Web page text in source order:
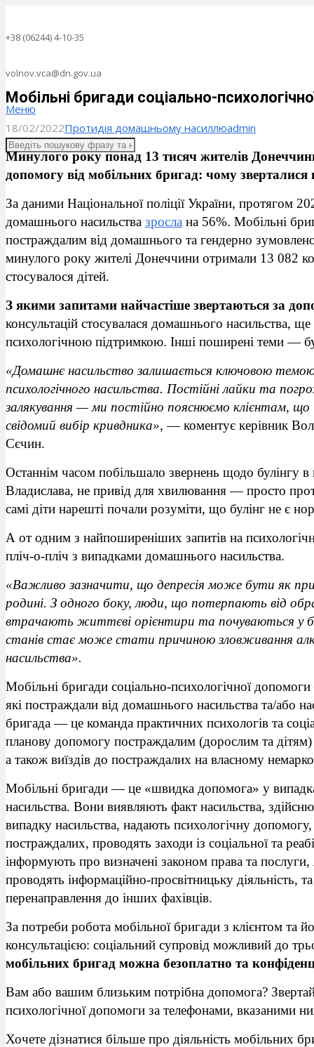
+38 (06244) 4-10-35
volnov.vca@dn.gov.ua
Меню
Мобільні бригади соціально-
18/02/2022Протидія домашньому насиллюadmin
Минулого року понад 13 тисяч жителів
допомогу від мобільних бригад: чому зверталися
За даними Національної поліції України, протягом
домашнього насильства зросла на 56%. Мобільні
постраждалим від домашнього та гендерно
минулого року жителі Донеччини отримали 13 082
стосувалося дітей.
З якими запитами найчастіше звертаються за
консультацій стосувалася домашнього насильства, ще
психологічною підтримкою. Інші поширені теми —
«Домашнє насильство залишається ключовою темою
психологічного насильства. Постійні лайки та
залякування — ми постійно пояснюємо клієнтам, що
свідомий вибір кривдника», — коментує керівник
Сєчин.
Останнім часом побільшало звернень щодо булінгу
Владислава, не привід для хвилювання — просто
самі діти нарешті почали розуміти, що булінг не є
А от одним з найпоширеніших запитів на
пліч-о-пліч з випадками домашнього насильства.
«Важливо зазначити, що депресія може бути як
родині. З одного боку, люди, що потерпають від
втрачають життєві орієнтири та почуваються у
станів стає може стати причиною зловживання
насильства».
Мобільні бригади соціально-психологічної
які постраждали від домашнього насильства та/або
бригада — це команда практичних психологів та
планову допомогу постраждалим (дорослим та
а також виїздів до постраждалих на власному
Мобільні бригади — це «швидка допомога» у
насильства. Вони виявляють факт насильства,
випадку насильства, надають психологічну
постраждалих, проводять заходи із соціальної та
інформують про визначені законом права та
проводять інформаційно-просвітницьку діяльність,
перенаправлення до інших фахівців.
За потреби робота мобільної бригади з клієнтом
консультацією: соціальний супровід можливий до
мобільних бригад можна безоплатно та
Вам або вашим близьким потрібна допомога?
психологічної допомоги за телефонами, вказаними
Хочете дізнатися більше про діяльність мобільних